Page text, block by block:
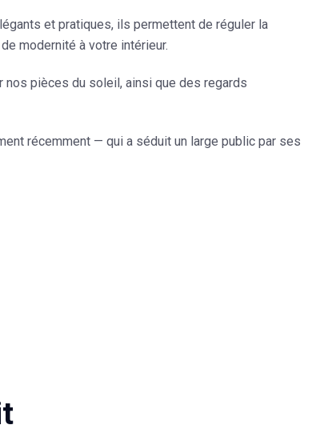
et pratiques, ils permettent de réguler la
modernité à votre intérieur.
pièces du soleil, ainsi que des regards
récemment — qui a séduit un large public par ses